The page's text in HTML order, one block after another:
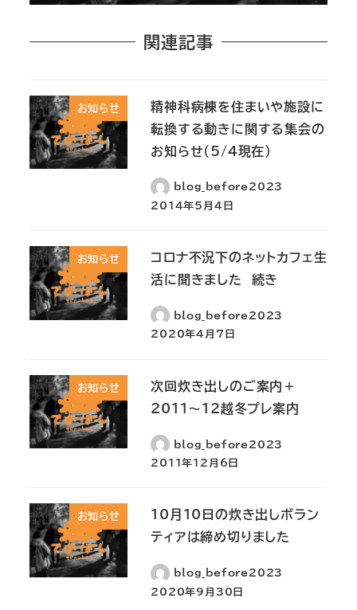
関連記事
お知らせ
精神科病棟を住まいや施設に
転換する動きに関する集会の
お知らせ(5/4現在)
blog_before2023
2014年5月4日
お知らせ
コロナ不況下のネットカフェ生
活に聞きました 続き
blog_before2023
2020年4月7日
お知らせ
次回炊き出しのご案内＋
2011～12越冬プレ案内
blog_before2023
2011年12月6日
お知らせ
10月10日の炊き出しボラン
ティアは締め切りました
blog_before2023
2020年9月30日